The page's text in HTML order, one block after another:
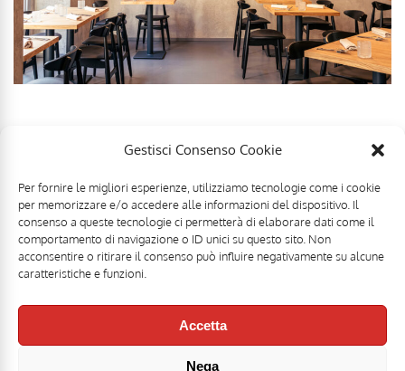
Gestisci Consenso Cookie
Per fornire le migliori esperienze, utilizziamo tecnologie come i cookie
per memorizzare e/o accedere alle informazioni del dispositivo. Il
consenso a queste tecnologie ci permetterà di elaborare dati come il
comportamento di navigazione o ID unici su questo sito. Non
acconsentire o ritirare il consenso può influire negativamente su alcune
caratteristiche e funzioni.
Accetta
Nega
Mr Food & Mrs Wine è una testata registrata di